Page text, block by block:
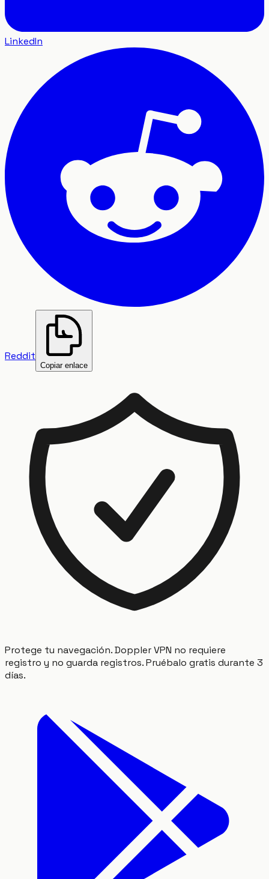
LinkedIn
Reddit
Copiar enlace
Protege tu navegación. Doppler VPN no requiere
registro y no guarda registros. Pruébalo gratis durante 3
días.